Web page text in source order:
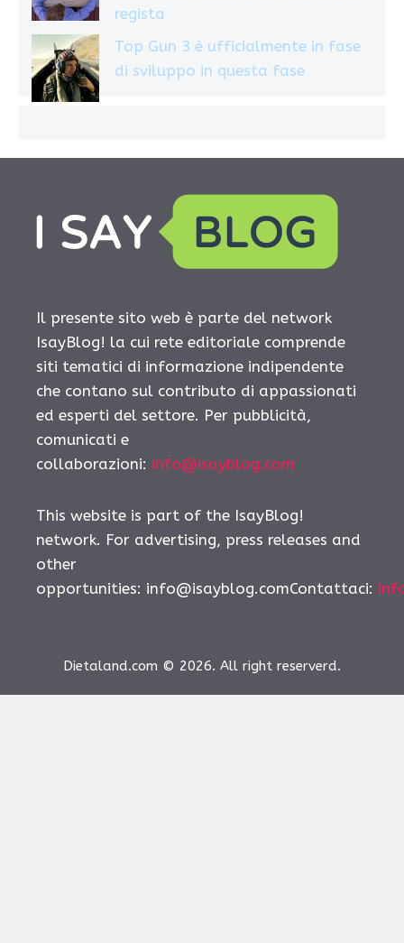
regista
Top Gun 3 è ufficialmente in fase
di sviluppo in questa fase
Il presente sito web è parte del network
IsayBlog! la cui rete editoriale comprende
siti tematici di informazione indipendente
che contano sul contributo di appassionati
ed esperti del settore. Per pubblicità,
comunicati e
collaborazioni: info@isayblog.com
This website is part of the IsayBlog!
network. For advertising, press releases and
other
opportunities: info@isayblog.comContattaci:
Dietaland.com © 2026. All right reserverd.